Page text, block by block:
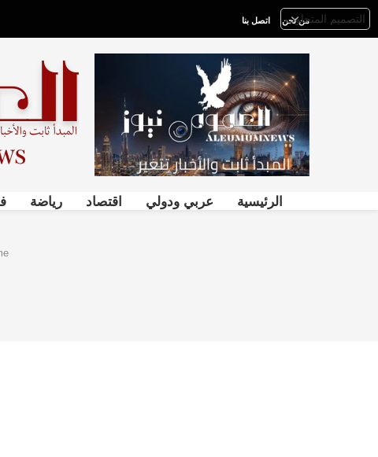
من نحن اتصل بنا
الرئيسية عربي ودولي اقتصاد رياضة